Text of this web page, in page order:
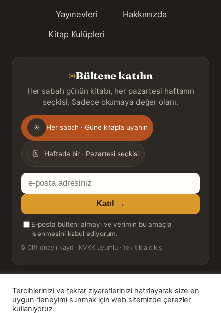
Yayınevleri
Kitap Kulüpleri
Hakkımızda
✉Bültene katılın
Her sabah günün kitabı, her pazartesi haftanın
seçkisi. Sadece okumaya değer olanı.
Gönderim
sıklığı
☀ Her sabah · Güne kitapla uyanın
🗓 Haftada bir · Pazartesi seçkisi
E-
posta
adresiniz
Katıl →
E-posta bülteni almayı ve verimin bu amaçla
işlenmesini kabul ediyorum.
🔒 Çift onaylı kayıt · KVKK uyumlu · tek tıkla çıkış
© 2026 Bookinton — Türkiye’nin Kitap Platformu
HT Book Review — webmaster: Hakan Turgay
Tercihlerinizi ve tekrar ziyaretlerinizi hatırlayarak size en
uygun deneyimi sunmak için web sitemizde çerezler
kullanıyoruz.